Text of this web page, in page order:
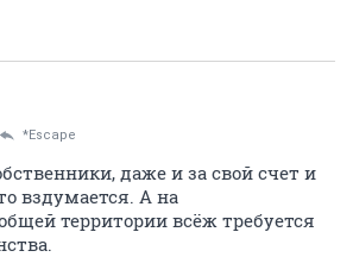
*Escape
даже и за свой счет и
вздумается. А на
территории всёж требуется